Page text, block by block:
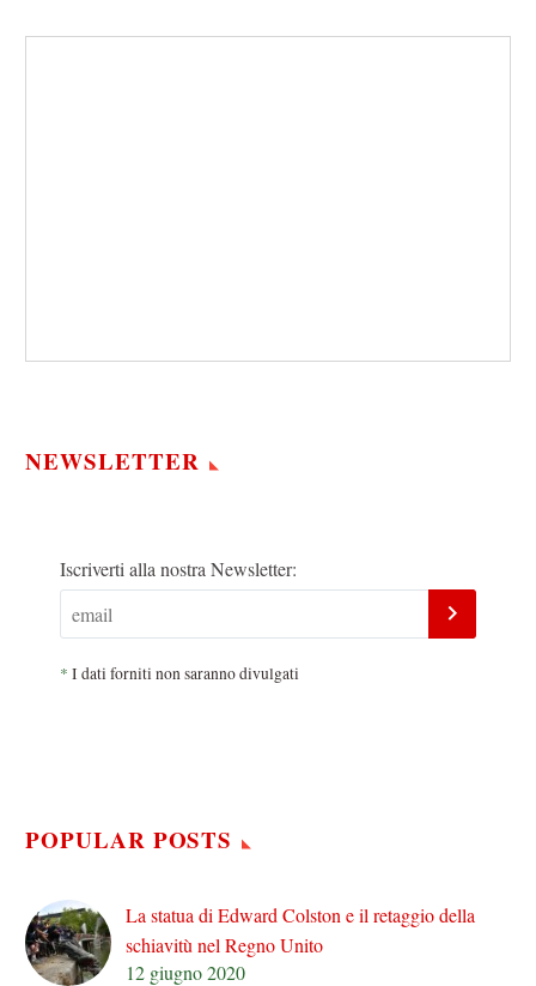
NEWSLETTER
Iscriverti alla nostra Newsletter:
* I dati forniti non saranno divulgati
POPULAR POSTS
La statua di Edward Colston e il retaggio della
schiavitù nel Regno Unito
12 giugno 2020